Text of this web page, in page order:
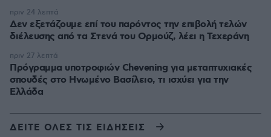
Δεν εξετάζουμε επί του παρόντος την επιβολή τελών
διέλευσης από τα Στενά του Ορμούζ, λέει η Τεχεράνη
πριν 24 λεπτά
Πρόγραμμα υποτροφιών Chevening για μεταπτυχιακές
σπουδές στο Ηνωμένο Βασίλειο, τι ισχύει για την
Ελλάδα
πριν 27 λεπτά
ΔΕΙΤΕ ΟΛΕΣ ΤΙΣ ΕΙΔΗΣΕΙΣ